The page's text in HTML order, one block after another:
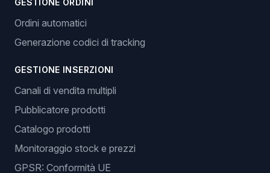
GESTIONE ORDINI
Ordini automatici
Generazione codici di tracking
GESTIONE INSERZIONI
Canali di vendita multipli
Pubblicatore prodotti
Catalogo prodotti
Monitoraggio stock e prezzi
GPSR: Conformità UE